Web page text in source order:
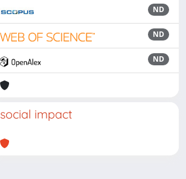
ND
ND
ND
social impact